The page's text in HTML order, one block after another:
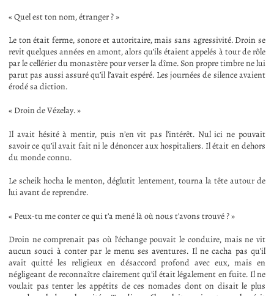
« Quel est ton nom, étranger ? »
Le ton était ferme, sonore et autoritaire, mais sans agressivité. Droin se
revit quelques années en amont, alors qu’ils étaient appelés à tour de rôle
par le cellérier du monastère pour verser la dîme. Son propre timbre ne lui
parut pas aussi assuré qu’il l’avait espéré. Les journées de silence avaient
érodé sa diction.
« Droin de Vézelay. »
Il avait hésité à mentir, puis n’en vit pas l’intérêt. Nul ici ne pouvait
savoir ce qu’il avait fait ni le dénoncer aux hospitaliers. Il était en dehors
du monde connu.
Le scheik hocha le menton, déglutit lentement, tourna la tête autour de
lui avant de reprendre.
« Peux-tu me conter ce qui t’a mené là où nous t’avons trouvé ? »
Droin ne comprenait pas où l’échange pouvait le conduire, mais ne vit
aucun souci à conter par le menu ses aventures. Il ne cacha pas qu’il
avait quitté les religieux en désaccord profond avec eux, mais en
négligeant de reconnaître clairement qu’il était légalement en fuite. Il ne
voulait pas tenter les appétits de ces nomades dont on disait le plus